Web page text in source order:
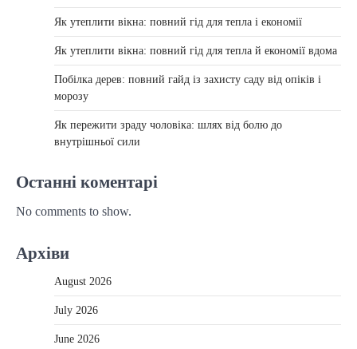
Як утеплити вікна: повний гід для тепла і економії
Як утеплити вікна: повний гід для тепла й економії вдома
Побілка дерев: повний гайд із захисту саду від опіків і
морозу
Як пережити зраду чоловіка: шлях від болю до
внутрішньої сили
Останні коментарі
No comments to show.
Архіви
August 2026
July 2026
June 2026